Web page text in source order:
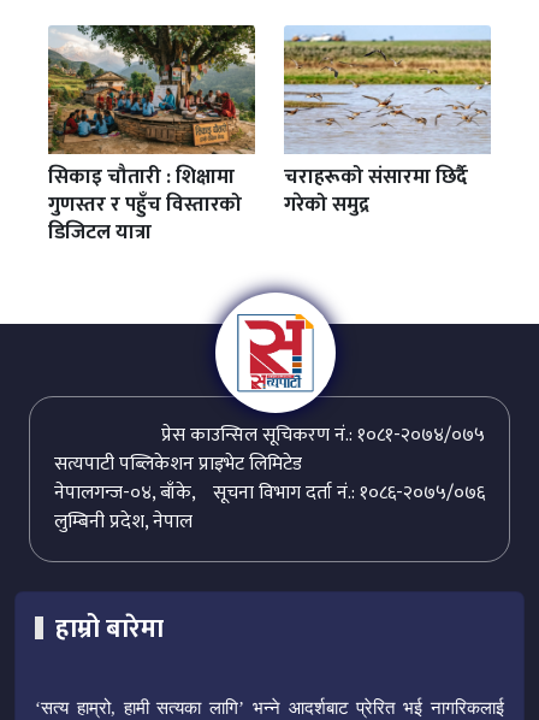
सिकाइ चौतारी : शिक्षामा
गुणस्तर र पहुँच विस्तारको
डिजिटल यात्रा
चराहरूको संसारमा छिर्दै
गरेको समुद्र
प्रेस काउन्सिल सूचिकरण नं.: १०८१-२०७४/०७५
सत्यपाटी पब्लिकेशन प्राइभेट लिमिटेड
सूचना विभाग दर्ता नं.: १०८६-२०७५/०७६
नेपालगन्ज-०४, बाँके,
लुम्बिनी प्रदेश, नेपाल
हाम्रो बारेमा
‘सत्य हाम्रो, हामी सत्यका लागि’ भन्ने आदर्शबाट प्रेरित भई नागरिकलाई